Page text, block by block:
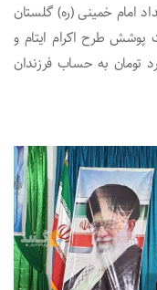
امام خمینی (ره) گلستان
محسنین تحت پوشش طرح اکرام ایتام و
دارند و پارسال حامیان ۶٠ میلیارد تومان به حساب فرزندان